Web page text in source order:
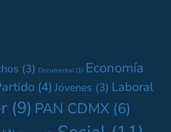
(3) Documental (1) Economía
(4) Jóvenes (3) Laboral
(9) PAN CDMX (6)